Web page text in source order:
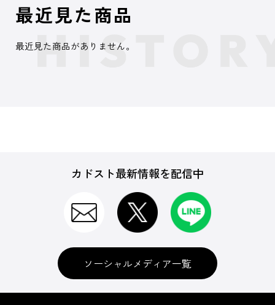
最近見た商品
最近見た商品がありません。
カドスト最新情報を配信中
ソーシャルメディア一覧